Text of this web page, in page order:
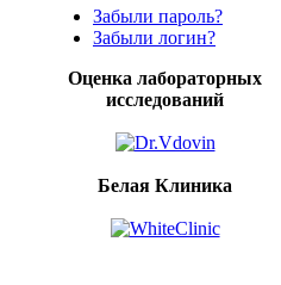
Забыли пароль?
Забыли логин?
Оценка лабораторных
исследований
Белая Клиника